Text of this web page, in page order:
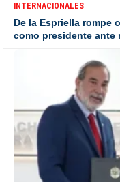
INTERNACIONALES
De la Espriella rompe
como presidente ante